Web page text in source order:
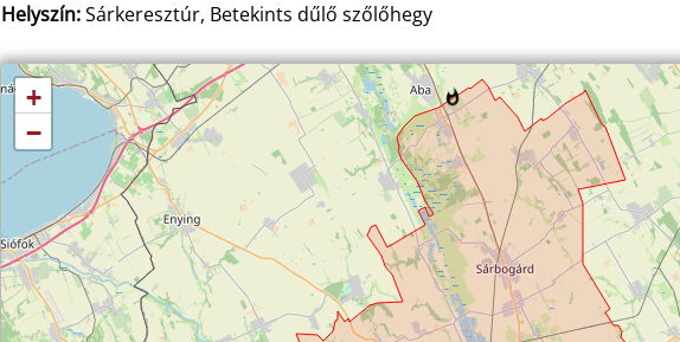
Helyszín:Sárkeresztúr, Betekints dűlő szőlőhegy
+
−